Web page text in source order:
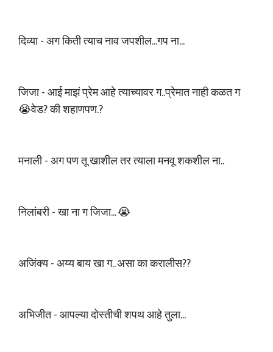
दिव्या - अग किती त्याच नाव जपशील...गप ना...
जिजा - आई माझं प्रेम आहे त्याच्यावर ग..प्रेमात नाही कळत ग
😭वेड? की शहाणपण.?
मनाली - अग पण तू खाशील तर त्याला मनवू शकशील ना..
निलांबरी - खा ना ग जिजा... 😭
अजिंक्य - अय्य बाय खा ग.. असा का करालीस??
अभिजीत - आपल्या दोस्तीची शपथ आहे तुला...